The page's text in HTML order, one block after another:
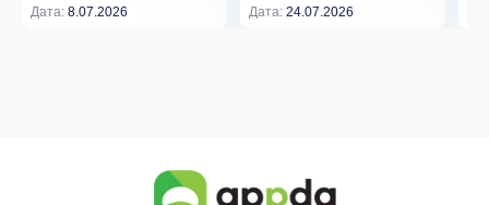
Дата: 8.07.2026
Дата: 24.07.2026